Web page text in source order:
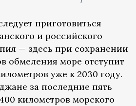
приготовиться
и российского
— здесь при сохранении
обмеления море отступит
уже к 2030 году.
за последние пять
400 километров морского